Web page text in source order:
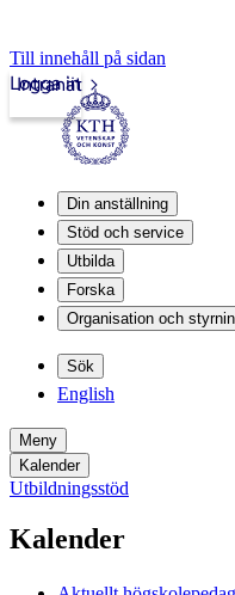
Till innehåll på sidan
Intranät
Logga in
Din anställning
Stöd och service
Utbilda
Forska
Organisation och
Sök
English
Meny
Kalender
Utbildningsstöd
Kalender